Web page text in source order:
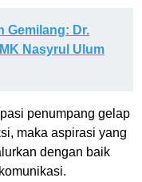
Gemilang: Dr.
Nasyrul Ulum
penumpang gelap
maka aspirasi yang
dengan baik